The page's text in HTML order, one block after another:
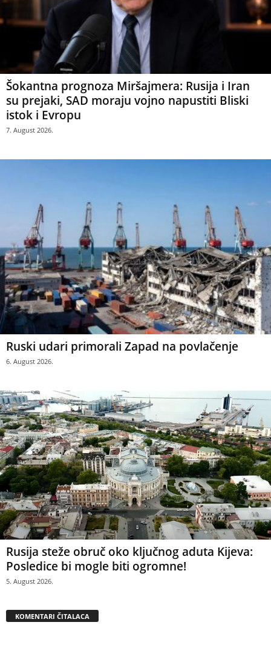
Šokantna prognoza Miršajmera: Rusija i Iran
su prejaki, SAD moraju vojno napustiti Bliski
istok i Evropu
7. August 2026.
Ruski udari primorali Zapad na povlačenje
6. August 2026.
Rusija steže obruč oko ključnog aduta Kijeva:
Posledice bi mogle biti ogromne!
5. August 2026.
KOMENTARI ČITALACA